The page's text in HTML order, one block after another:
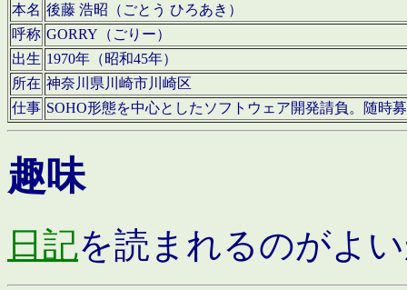
本名 後藤 浩昭（ごとう ひろあき）
呼称 GORRY（ごりー）
出生 1970年（昭和45年）
所在 神奈川県川崎市川崎区
仕事 SOHO形態を中心としたソフトウェア開発請負。随時
趣味
日記を読まれるのがよ